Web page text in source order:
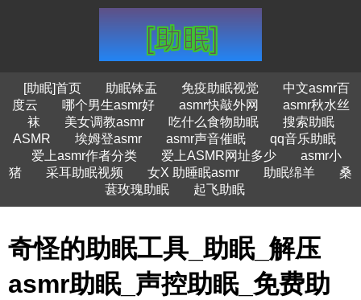
[助眠]首页 助眠钵盂 免疫助眠视觉
中文asmr百
度云
哪个男生asmr好 asmr快敲外网
asmr秋水丝
袜
美女调教asmr 吃什么食物助眠
搜索助眠
ASMR
埃姆登asmr asmr声音催眠
qq音乐助眠
爱上asmr作者分类
爱上ASMR网址多少
asmr小
猪
采耳助眠视频 女X 助睡眠asmr 助眠绵羊
桑
葚玫瑰助眠
起飞助眠
奇怪的助眠工具_助眠_解压
asmr助眠_声控助眠_免费助